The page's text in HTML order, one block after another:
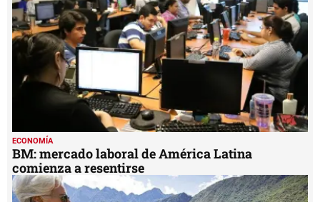
ECONOMÍA
BM: mercado laboral de América Latina
comienza a resentirse